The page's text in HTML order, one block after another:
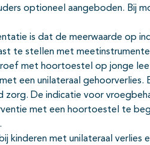
optioneel aangeboden. Bij
is dat de meerwaarde op
te stellen met
met hoortoestel op jonge
een unilateraal gehoorverlies.
zorg. De indicatie voor
met een hoortoestel te
kinderen met unilateraal verlies